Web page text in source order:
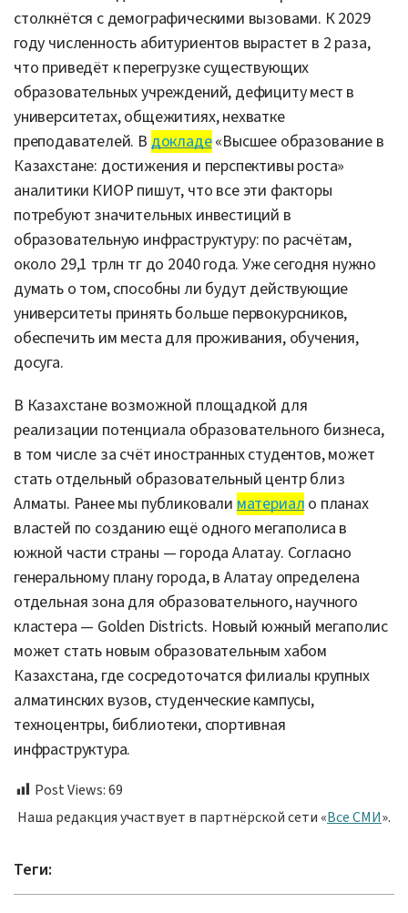
столкнётся с демографическими вызовами. К 2029
году численность абитуриентов вырастет в 2 раза,
что приведёт к перегрузке существующих
образовательных учреждений, дефициту мест в
университетах, общежитиях, нехватке
преподавателей. В докладе«Высшее образование в
Казахстане: достижения и перспективы роста»
аналитики КИОР пишут, что все эти факторы
потребуют значительных инвестиций в
образовательную инфраструктуру: по расчётам,
около 29,1 трлн тг до 2040 года. Уже сегодня нужно
думать о том, способны ли будут действующие
университеты принять больше первокурсников,
обеспечить им места для проживания, обучения,
досуга.
В Казахстане возможной площадкой для
реализации потенциала образовательного бизнеса,
в том числе за счёт иностранных студентов, может
стать отдельный образовательный центр близ
Алматы. Ранее мы публиковали материал о планах
властей по созданию ещё одного мегаполиса в
южной части страны — города Алатау. Согласно
генеральному плану города, в Алатау определена
отдельная зона для образовательного, научного
кластера — Golden Districts. Новый южный мегаполис
может стать новым образовательным хабом
Казахстана, где сосредоточатся филиалы крупных
алматинских вузов, студенческие кампусы,
техноцентры, библиотеки, спортивная
инфраструктура.
Post Views:69
Наша редакция участвует в партнёрской сети «Все СМИ».
Теги: